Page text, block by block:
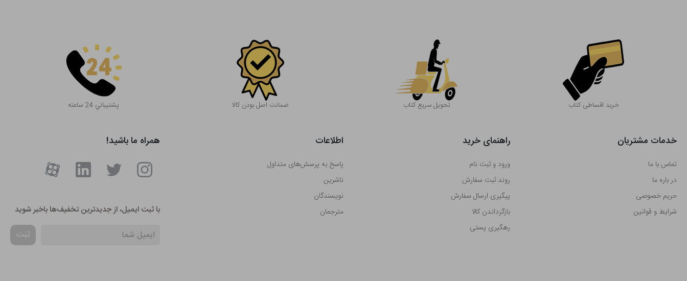
خرید اقساطی کتاب تحویل سریع کتاب ضمانت اصل بودن کالا پشتيباني 24 ساعته
خدمات مشتریان
تماس با ما
در باره ما
حریم خصوصی
شرایط و قوانین
راهنمای خرید
ورود و ثبت نام
روند ثبت سفارش
پیگیری ارسال سفارش
بازگرداندن کالا
رهگیری پستی
اطلاعات
پاسخ به پرسش‌های متداول
ناشرین
نویسندگان
مترجمان
همراه ما باشید!
با ثبت ایمیل، از جدید‌ترین تخفیف‌ها با‌خبر شوید
ثبت